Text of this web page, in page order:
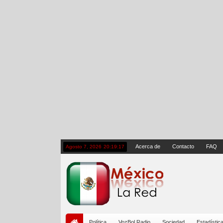
Agosto 7, 2026 20:19:17 Acerca de Contacto FAQ